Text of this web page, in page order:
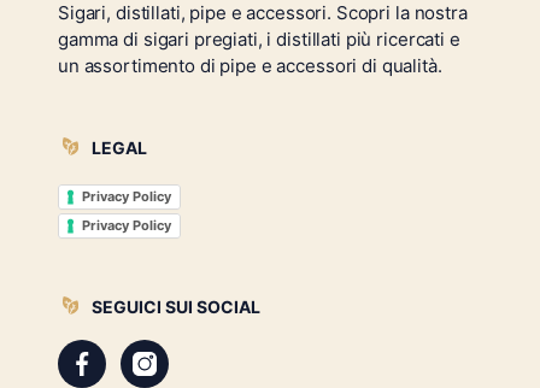
Sigari, distillati, pipe e accessori. Scopri la nostra
gamma di sigari pregiati, i distillati più ricercati e
un assortimento di pipe e accessori di qualità.
LEGAL
Privacy Policy
Privacy Policy
SEGUICI SUI SOCIAL